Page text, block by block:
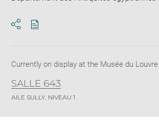
Currently on display at the Musée du Louvre
SALLE 643
AILE SULLY, NIVEAU 1